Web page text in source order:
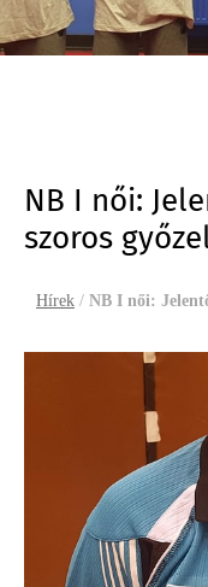
NB I női:
szoros
Hírek / NB I női: